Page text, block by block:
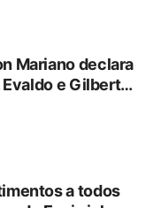
Mariano declara
Evaldo e Gilberto
a todos